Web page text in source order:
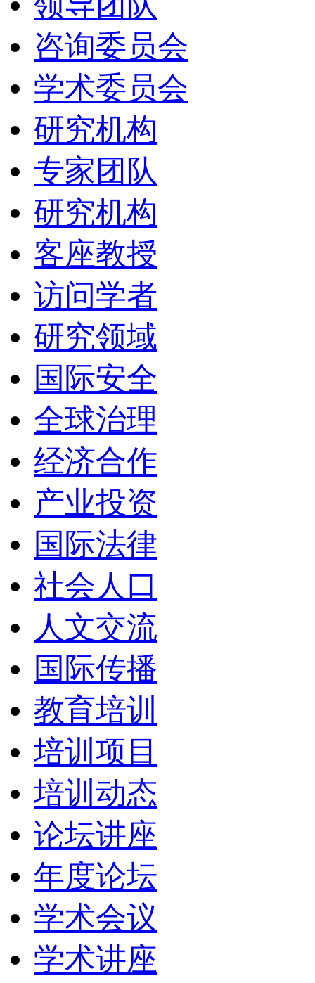
咨询委员会
学术委员会
研究机构
专家团队
研究机构
客座教授
访问学者
研究领域
国际安全
全球治理
经济合作
产业投资
国际法律
社会人口
人文交流
国际传播
教育培训
培训项目
培训动态
论坛讲座
年度论坛
学术会议
学术讲座